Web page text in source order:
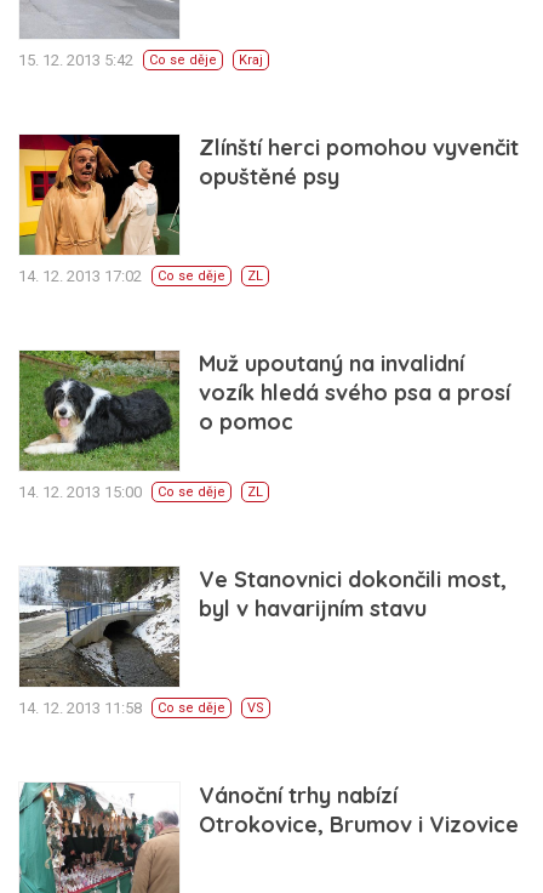
15. 12. 2013 5:42 Co se děje Kraj
Zlínští herci pomohou vyvenčit
opuštěné psy
14. 12. 2013 17:02 Co se děje ZL
Muž upoutaný na invalidní
vozík hledá svého psa a prosí
o pomoc
14. 12. 2013 15:00 Co se děje ZL
Ve Stanovnici dokončili most,
byl v havarijním stavu
14. 12. 2013 11:58 Co se děje VS
Vánoční trhy nabízí
Otrokovice, Brumov i Vizovice